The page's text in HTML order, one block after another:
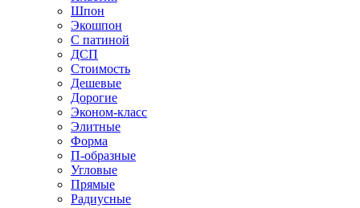
Шпон
Экошпон
С патиной
ДСП
Стоимость
Дешевые
Дорогие
Эконом-класс
Элитные
Форма
П-образные
Угловые
Прямые
Радиусные